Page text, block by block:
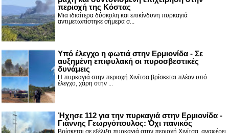
περιοχή της Κόστας
Μια ιδιαίτερα δύσκολη και επικίνδυνη πυρκαγιά
αντιμετωπίστηκε σήμερα σ...
Υπό έλεγχο η φωτιά στην Ερμιονίδα - Σε
αυξημένη επιφυλακή οι πυροσβεστικές
δυνάμεις
Η πυρκαγιά στην περιοχή Χινίτσα βρίσκεται πλέον υπό
έλεγχο, χάρη στην ...
Ήχησε 112 για την πυρκαγιά στην Ερμιονίδα -
Γιάννης Γεωργόπουλος: Όχι πανικός